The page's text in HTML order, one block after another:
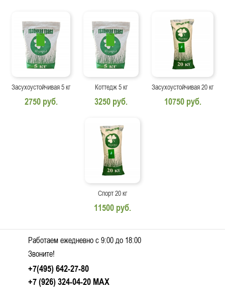
Засухоустойчивая 5 кг
2750 руб.
Коттедж 5 кг
3250 руб.
Засухоустойчивая 20 кг
10750 руб.
Спорт 20 кг
11500 руб.
Работаем ежедневно c 9:00 до 18:00
Звоните!
+7(495) 642-27-80
+7 (926) 324-04-20 MAX